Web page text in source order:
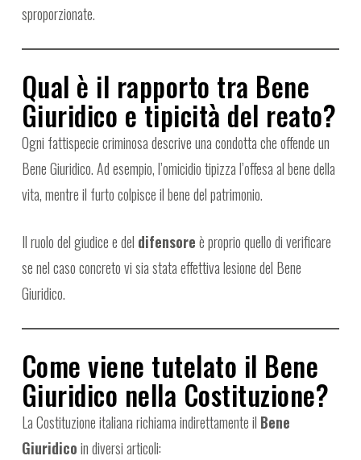
sproporzionate.
Qual è il rapporto tra Bene
Giuridico e tipicità del reato?
Ogni fattispecie criminosa descrive una condotta che offende un
Bene Giuridico. Ad esempio, l’omicidio tipizza l’offesa al bene della
vita, mentre il furto colpisce il bene del patrimonio.
Il ruolo del giudice e del difensoreè proprio quello di verificare
se nel caso concreto vi sia stata effettiva lesione del Bene
Giuridico.
Come viene tutelato il Bene
Giuridico nella Costituzione?
La Costituzione italiana richiama indirettamente il Bene
Giuridicoin diversi articoli: